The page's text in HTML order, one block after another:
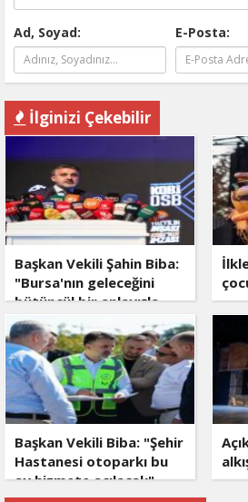
Ad, Soyad: E-Posta:
İlginizi Çekebilir
Başkan Vekili Şahin Biba:
"Bursa'nın geleceğini
bütüncül bir anlayışla
planlıyoruz"
Başkan Vekili Biba: "Şehir
Hastanesi otoparkı bu
ay hizmete açılacak"